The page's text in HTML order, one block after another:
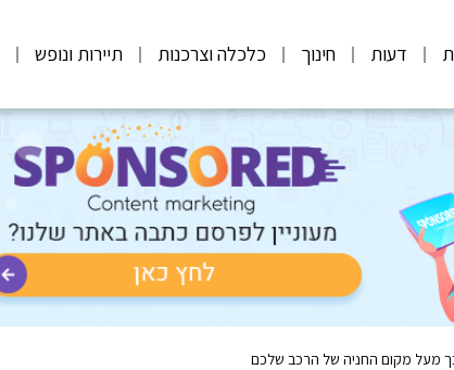
דעות חינוך כלכלה וצרכנות תיירות ונופש
מעל מקום החניה של הרכב שלכם